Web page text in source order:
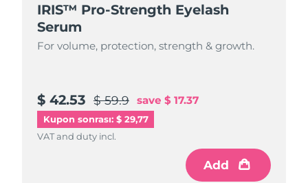
IRIS™ Pro-Strength Eyelash
Serum
For volume, protection, strength & growth.
$ 42.53 $ 59.9 save $ 17.37
Kupon sonrası: $ 29,77
VAT and duty incl.
Add